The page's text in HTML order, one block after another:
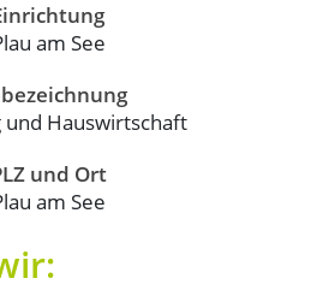
am See
und Hauswirtschaft
und Ort
am See